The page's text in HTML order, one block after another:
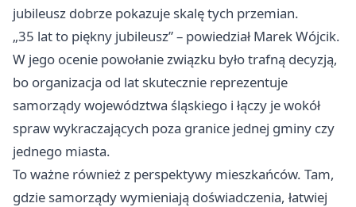
jubileusz dobrze pokazuje skalę tych przemian.
„35 lat to piękny jubileusz” – powiedział Marek Wójcik.
W jego ocenie powołanie związku było trafną decyzją,
bo organizacja od lat skutecznie reprezentuje
samorządy województwa śląskiego i łączy je wokół
spraw wykraczających poza granice jednej gminy czy
jednego miasta.
To ważne również z perspektywy mieszkańców. Tam,
gdzie samorządy wymieniają doświadczenia, łatwiej